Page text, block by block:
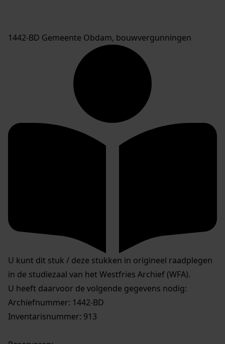
1442-BD Gemeente Obdam, bouwvergunningen
U kunt dit stuk / deze stukken in origineel raadplegen
in de studiezaal van het Westfries Archief (WFA).
U heeft daarvoor de volgende gegevens nodig:
Archiefnummer: 1442-BD
Inventarisnummer: 913